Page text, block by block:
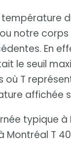
notre
En
le seuil
T
affichée
typique
T